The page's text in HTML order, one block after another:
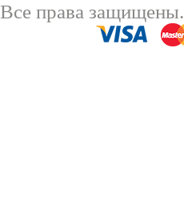
Все права защищены.